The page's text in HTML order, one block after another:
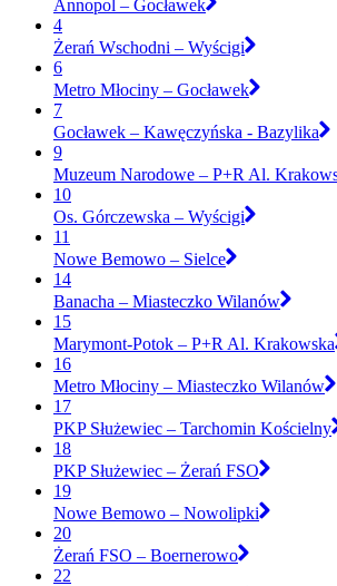
Annopol – Gocławek
4
Żerań Wschodni – Wyścigi
6
Metro Młociny – Gocławek
7
Gocławek – Kawęczyńska - Bazylika
9
Muzeum Narodowe – P+R Al.
10
Os. Górczewska – Wyścigi
11
Nowe Bemowo – Sielce
14
Banacha – Miasteczko Wilanów
15
Marymont-Potok – P+R Al. Krakowska
16
Metro Młociny – Miasteczko Wilanów
17
PKP Służewiec – Tarchomin Kościelny
18
PKP Służewiec – Żerań FSO
19
Nowe Bemowo – Nowolipki
20
Żerań FSO – Boernerowo
22